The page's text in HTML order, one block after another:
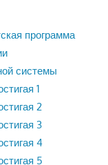
программа
системы
1
2
3
4
5